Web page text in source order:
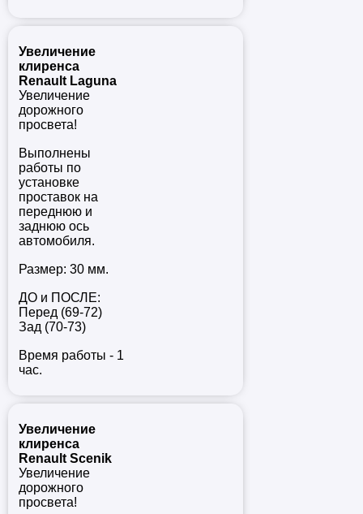
Увеличение
клиренса
Renault Laguna
Увеличение
дорожного
просвета!
Выполнены
работы по
установке
проставок на
переднюю и
заднюю ось
автомобиля.
Размер: 30 мм.
ДО и ПОСЛЕ:
Перед (69-72)
Зад (70-73)
Время работы - 1
час.
Увеличение
клиренса
Renault Scenik
Увеличение
дорожного
просвета!